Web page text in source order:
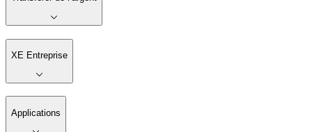
XE Entreprise
Applications